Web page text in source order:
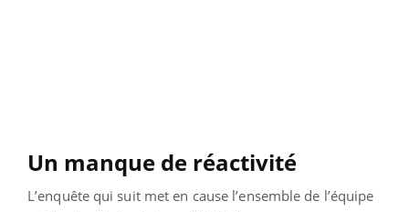
Un manque de réactivité
L’enquête qui suit met en cause l’ensemble de l’équipe